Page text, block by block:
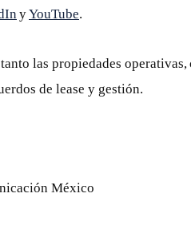
yYouTube.
las propiedades
de lease y gestión.
México